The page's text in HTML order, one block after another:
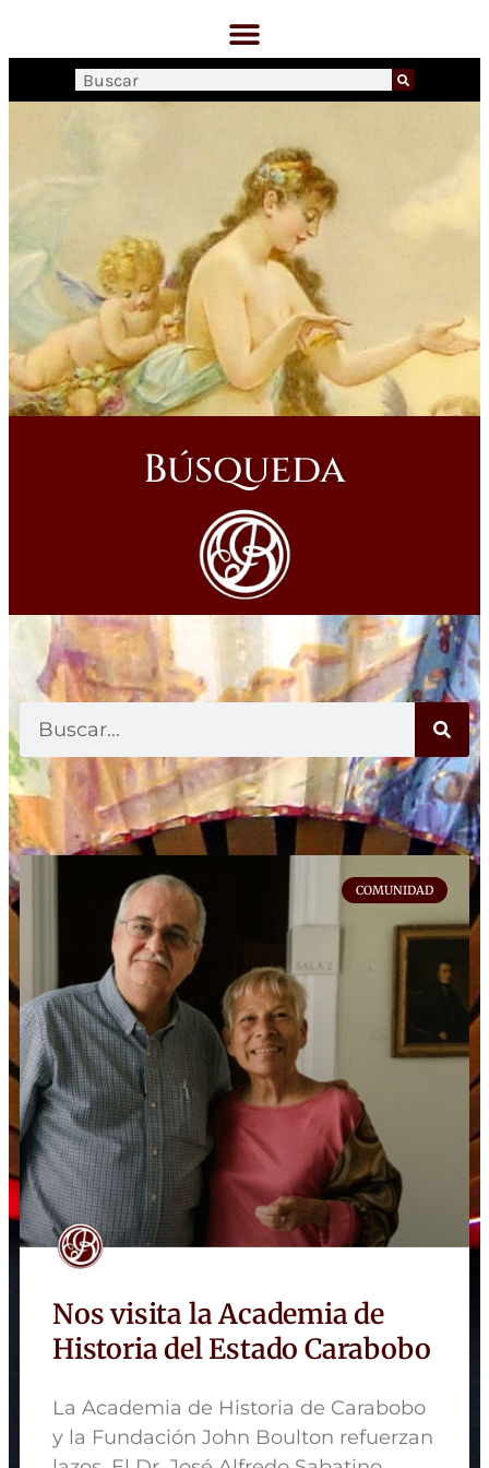
Búsqueda
COMUNIDAD
Nos visita la Academia de
Historia del Estado Carabobo
La Academia de Historia de Carabobo
y la Fundación John Boulton refuerzan